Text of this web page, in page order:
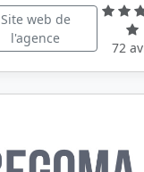
Site web de
l'agence
72